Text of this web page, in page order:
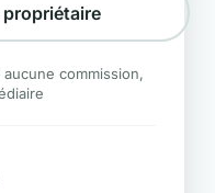
propriétaire
commission,